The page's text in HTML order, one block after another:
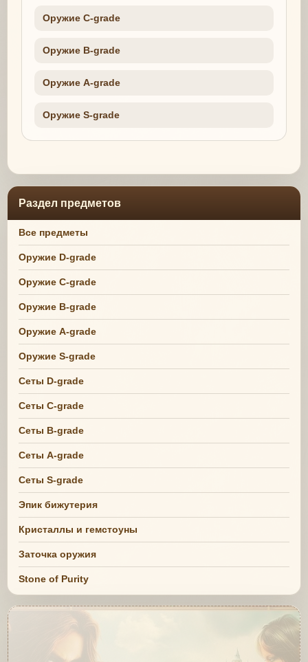
Оружие C-grade
Оружие B-grade
Оружие A-grade
Оружие S-grade
Раздел предметов
Все предметы
Оружие D-grade
Оружие C-grade
Оружие B-grade
Оружие A-grade
Оружие S-grade
Сеты D-grade
Сеты C-grade
Сеты B-grade
Сеты A-grade
Сеты S-grade
Эпик бижутерия
Кристаллы и гемстоуны
Заточка оружия
Stone of Purity